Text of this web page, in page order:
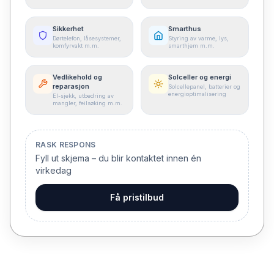
Sikkerhet
Dørtelefon, låsesystemer,
komfyrvakt m.m.
Smarthus
Styring av varme, lys,
smarthjem m.m.
Vedlikehold og
reparasjon
El-sjekk, utbedring av
mangler, feilsøking m.m.
Solceller og energi
Solcellepanel, batterier og
energioptimalisering
RASK RESPONS
Fyll ut skjema – du blir kontaktet innen én
virkedag
Få pristilbud